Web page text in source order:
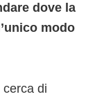
dove la
modo
cerca di